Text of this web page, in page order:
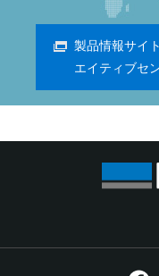
製品情報サイ
エイティブセ